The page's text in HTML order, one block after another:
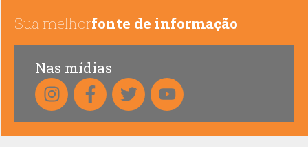
Sua melhorfonte de informação
Nas mídias